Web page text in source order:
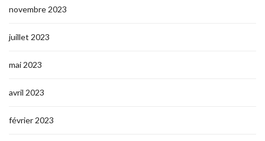
novembre 2023
juillet 2023
mai 2023
avril 2023
février 2023